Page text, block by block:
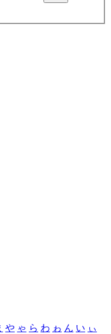
や ゃ ら わ ゎ ん い ぃ